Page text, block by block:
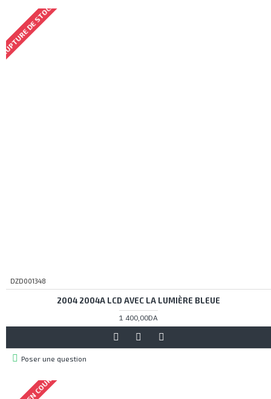
DE STOCK
DZD001348
2004 2004A LCD AVEC LA LUMIÈRE BLEUE
1 400,00DA
Poser une question